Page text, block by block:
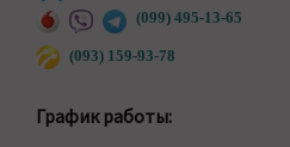
(099) 495-13-65
(093) 159-93-78
График работы: